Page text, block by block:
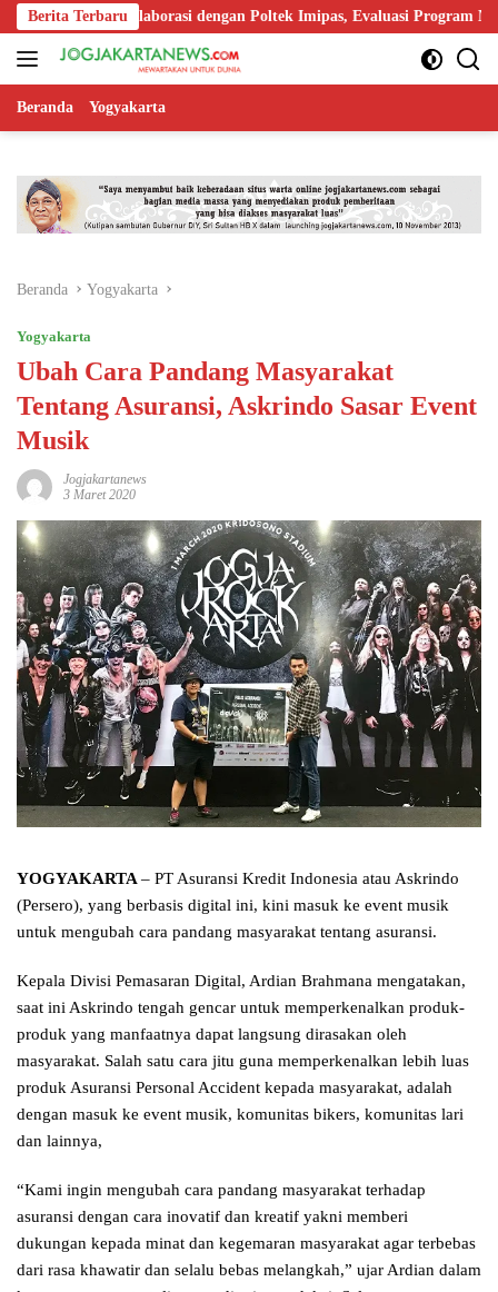
Langsung
ke
konten
Berita Terbaru
Kolaborasi dengan Poltek Imipas, Evaluasi Program Magang
Beranda Yogyakarta
Beranda Yogyakarta
Yogyakarta
Ubah Cara Pandang Masyarakat
Tentang Asuransi, Askrindo Sasar Event
Musik
Jogjakartanews
3 Maret 2020
YOGYAKARTA – PT Asuransi Kredit Indonesia atau Askrindo
(Persero), yang berbasis digital ini, kini masuk ke event musik
untuk mengubah cara pandang masyarakat tentang asuransi.
Kepala Divisi Pemasaran Digital, Ardian Brahmana mengatakan,
saat ini Askrindo tengah gencar untuk memperkenalkan produk-
produk yang manfaatnya dapat langsung dirasakan oleh
masyarakat. Salah satu cara jitu guna memperkenalkan lebih luas
produk Asuransi Personal Accident kepada masyarakat, adalah
dengan masuk ke event musik, komunitas bikers, komunitas lari
dan lainnya,
“Kami ingin mengubah cara pandang masyarakat terhadap
asuransi dengan cara inovatif dan kreatif yakni memberi
dukungan kepada minat dan kegemaran masyarakat agar terbebas
dari rasa khawatir dan selalu bebas melangkah,” ujar Ardian dalam